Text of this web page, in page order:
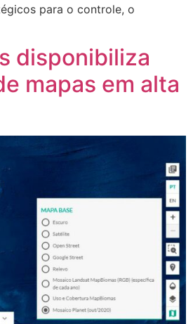
para o controle, o
disponibiliza
mapas em alta